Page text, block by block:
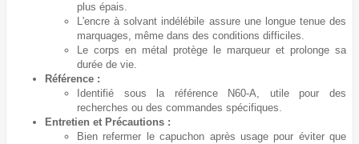
plus épais.
L'encre à solvant indélébile assure une longue tenue des
marquages, même dans des conditions difficiles.
Le corps en métal protège le marqueur et prolonge sa
durée de vie.
Référence :
Identifié sous la référence N60-A, utile pour des
recherches ou des commandes spécifiques.
Entretien et Précautions :
Bien refermer le capuchon après usage pour éviter que